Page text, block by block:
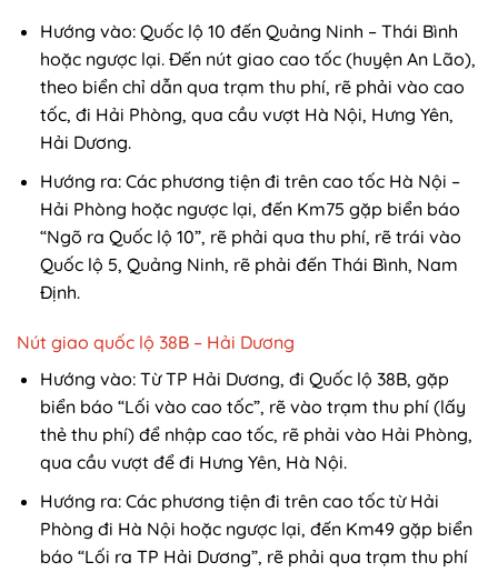
Hướng vào: Quốc lộ 10 đến Quảng Ninh – Thái Bình
hoặc ngược lại. Đến nút giao cao tốc (huyện An Lão),
theo biển chỉ dẫn qua trạm thu phí, rẽ phải vào cao
tốc, đi Hải Phòng, qua cầu vượt Hà Nội, Hưng Yên,
Hải Dương.
Hướng ra: Các phương tiện đi trên cao tốc Hà Nội –
Hải Phòng hoặc ngược lại, đến Km75 gặp biển báo
“Ngõ ra Quốc lộ 10”, rẽ phải qua thu phí, rẽ trái vào
Quốc lộ 5, Quảng Ninh, rẽ phải đến Thái Bình, Nam
Định.
Nút giao quốc lộ 38B – Hải Dương
Hướng vào: Từ TP Hải Dương, đi Quốc lộ 38B, gặp
biển báo “Lối vào cao tốc”, rẽ vào trạm thu phí (lấy
thẻ thu phí) để nhập cao tốc, rẽ phải vào Hải Phòng,
qua cầu vượt để đi Hưng Yên, Hà Nội.
Hướng ra: Các phương tiện đi trên cao tốc từ Hải
Phòng đi Hà Nội hoặc ngược lại, đến Km49 gặp biển
báo “Lối ra TP Hải Dương”, rẽ phải qua trạm thu phí